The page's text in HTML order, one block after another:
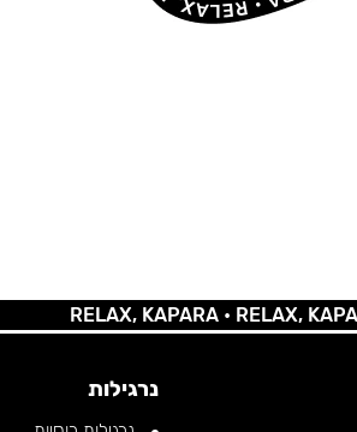
RELAX, KAPARA •RELAX, KAPARA •
נרגילות